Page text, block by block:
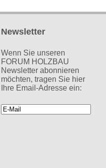
Newsletter
Wenn Sie unseren
FORUM HOLZBAU
Newsletter abonnieren
möchten, tragen Sie hier
Ihre Email-Adresse ein: